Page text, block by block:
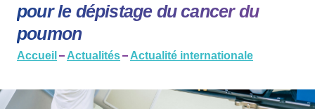
pour le dépistage du cancer du
poumon
Accueil Actualités Actualité internationale